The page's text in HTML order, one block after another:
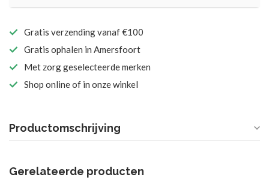
Gratis verzending vanaf €100
Gratis ophalen in Amersfoort
Met zorg geselecteerde merken
Shop online of in onze winkel
Productomschrijving
Gerelateerde producten